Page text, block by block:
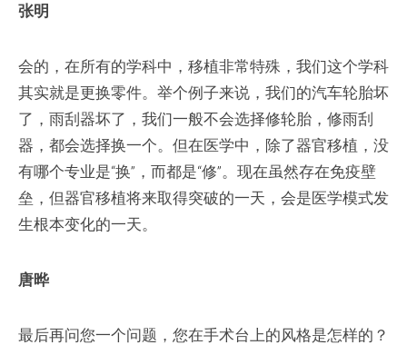
张明
会的，在所有的学科中，移植非常特殊，我们这个学科
其实就是更换零件。举个例子来说，我们的汽车轮胎坏
了，雨刮器坏了，我们一般不会选择修轮胎，修雨刮
器，都会选择换一个。但在医学中，除了器官移植，没
有哪个专业是“换”，而都是“修”。现在虽然存在免疫壁
垒，但器官移植将来取得突破的一天，会是医学模式发
生根本变化的一天。
唐晔
最后再问您一个问题，您在手术台上的风格是怎样的？